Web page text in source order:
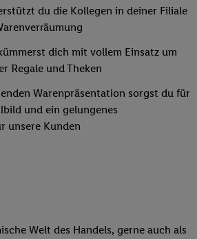
du die Kollegen in deiner Filiale
dich mit vollem Einsatz um
Regale und Theken
Warenpräsentation sorgst du für
und ein gelungenes
unsere Kunden
Welt des Handels, gerne auch als